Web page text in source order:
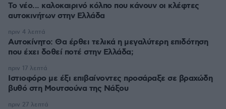
Το νέο... καλοκαιρινό κόλπο που κάνουν οι κλέφτες
αυτοκινήτων στην Ελλάδα
Αυτοκίνητο: Θα έρθει τελικά η μεγαλύτερη επιδότηση
που έχει δοθεί ποτέ στην Ελλάδα;
πριν 4 λεπτά
Ιστιοφόρο με έξι επιβαίνοντες προσάραξε σε βραχώδη
βυθό στη Μουτσούνα της Νάξου
πριν 17 λεπτά
πριν 27 λεπτά